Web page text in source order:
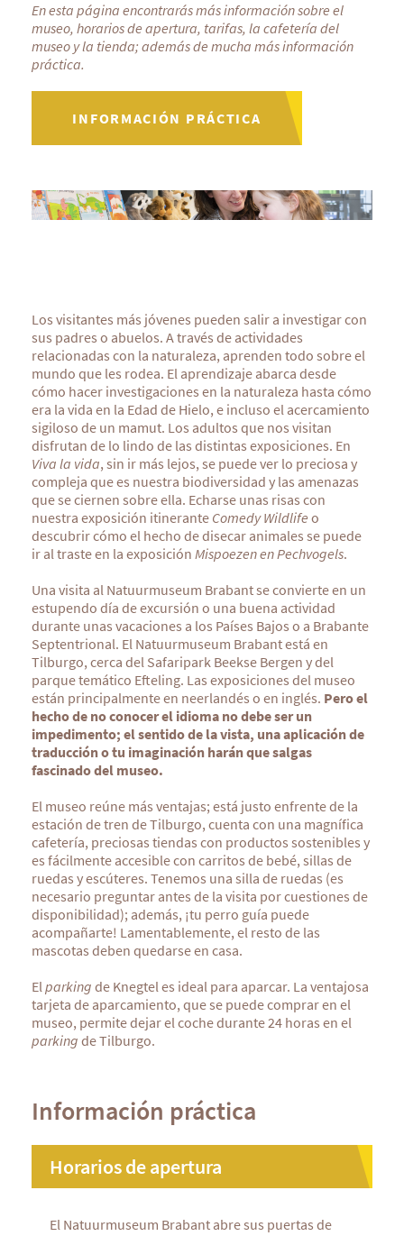
En esta página encontrarás más información sobre el
museo, horarios de apertura, tarifas, la cafetería del
museo y la tienda; además de mucha más información
práctica.
INFORMACIÓN PRÁCTICA
Los visitantes más jóvenes pueden salir a investigar con
sus padres o abuelos. A través de actividades
relacionadas con la naturaleza, aprenden todo sobre el
mundo que les rodea. El aprendizaje abarca desde
cómo hacer investigaciones en la naturaleza hasta cómo
era la vida en la Edad de Hielo, e incluso el acercamiento
sigiloso de un mamut. Los adultos que nos visitan
disfrutan de lo lindo de las distintas exposiciones. En
Viva la vida, sin ir más lejos, se puede ver lo preciosa y
compleja que es nuestra biodiversidad y las amenazas
que se ciernen sobre ella. Echarse unas risas con
nuestra exposición itinerante Comedy Wildlife o
descubrir cómo el hecho de disecar animales se puede
ir al traste en la exposición Mispoezen en Pechvogels.
Una visita al Natuurmuseum Brabant se convierte en un
estupendo día de excursión o una buena actividad
durante unas vacaciones a los Países Bajos o a Brabante
Septentrional. El Natuurmuseum Brabant está en
Tilburgo, cerca del Safaripark Beekse Bergen y del
parque temático Efteling. Las exposiciones del museo
están principalmente en neerlandés o en inglés. Pero el
hecho de no conocer el idioma no debe ser un
impedimento; el sentido de la vista, una aplicación de
traducción o tu imaginación harán que salgas
fascinado del museo.
El museo reúne más ventajas; está justo enfrente de la
estación de tren de Tilburgo, cuenta con una magnífica
cafetería, preciosas tiendas con productos sostenibles y
es fácilmente accesible con carritos de bebé, sillas de
ruedas y escúteres. Tenemos una silla de ruedas (es
necesario preguntar antes de la visita por cuestiones de
disponibilidad); además, ¡tu perro guía puede
acompañarte! Lamentablemente, el resto de las
mascotas deben quedarse en casa.
El parking de Knegtel es ideal para aparcar. La ventajosa
tarjeta de aparcamiento, que se puede comprar en el
museo, permite dejar el coche durante 24 horas en el
parking de Tilburgo.
Información práctica
Horarios de apertura
El Natuurmuseum Brabant abre sus puertas de